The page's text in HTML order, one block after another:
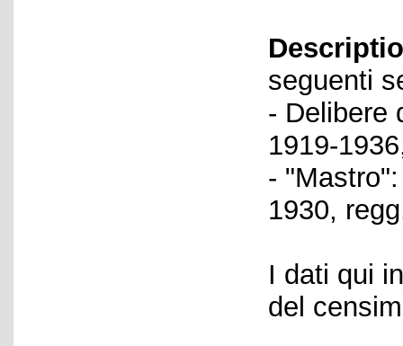
seguenti
- Delibere
1919-
-
1930,
I dati qui
del